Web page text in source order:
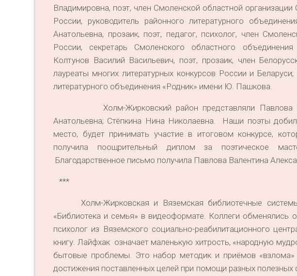
Владимировна, поэт, член Смоленской областной
России, руководитель районного литературного
Анатольевна, прозаик, поэт, педагог, психолог, член
России, секретарь Смоленского областного объединения
Колтунов Василий Васильевич, поэт, прозаик, член
лауреаты многих литературных конкурсов России и
литературного объединения «Родник» имени Ю. Пашкова.
Холм-Жирковский район представляли Павлова
Анатольевна; Стёпкина Нина Николаевна. Наши поэты
место, будет принимать участие в итоговом конкурсе,
получила поощрительный диплом за поэтическое
Благодарственное письмо получила Павлова Валентина
***
Холм-Жирковская и Вяземская библиотечные системы
«Библиотека и семья» в видеоформате. Коллеги
психолог из Вяземского социально-реабилитационного
книгу. Лайфхак означает маленькую хитрость, «народную
бытовые проблемы. Это набор методик и приёмов
достижения поставленных целей при помощи разных